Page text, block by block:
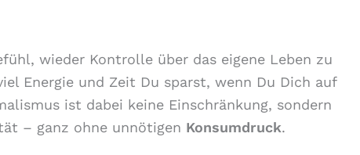
wieder Kontrolle über das eigene Leben zu
Energie und Zeit Du sparst, wenn Du Dich auf
ist dabei keine Einschränkung, sondern
– ganz ohne unnötigen Konsumdruck.